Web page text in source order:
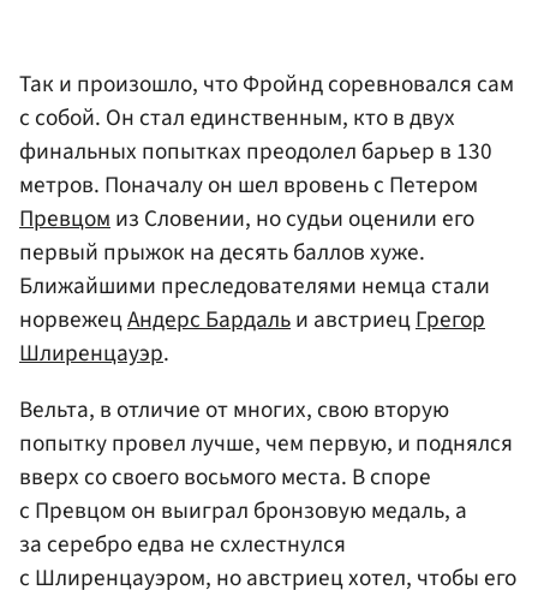
Так и произошло, что Фройнд соревновался сам
с собой. Он стал единственным, кто в двух
финальных попытках преодолел барьер в 130
метров. Поначалу он шел вровень с Петером
Превцомиз Словении, но судьи оценили его
первый прыжок на десять баллов хуже.
Ближайшими преследователями немца стали
норвежецАндерс Бардальи австриецГрегор
Шлиренцауэр.
Вельта, в отличие от многих, свою вторую
попытку провел лучше, чем первую, и поднялся
вверх со своего восьмого места. В споре
с Превцом он выиграл бронзовую медаль, а
за серебро едва не схлестнулся
с Шлиренцауэром, но австриец хотел, чтобы его